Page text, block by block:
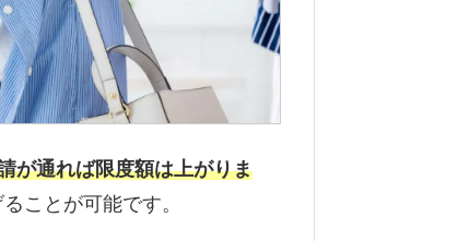
が通れば限度額は上がりま
ことが可能です。